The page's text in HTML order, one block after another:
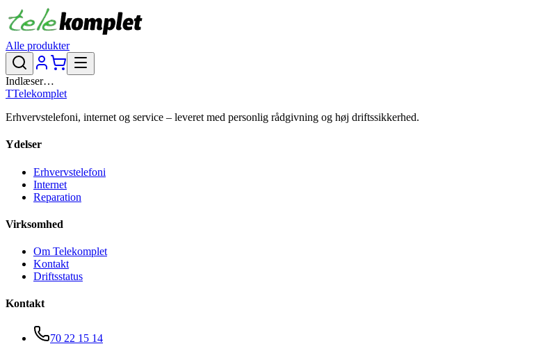
Alle produkter
Indlæser…
TTelekomplet
Erhvervstelefoni, internet og service – leveret med personlig rådgivning og høj driftssikkerhed.
Ydelser
Erhvervstelefoni
Internet
Reparation
Virksomhed
Om Telekomplet
Kontakt
Driftsstatus
Kontakt
70 22 15 14